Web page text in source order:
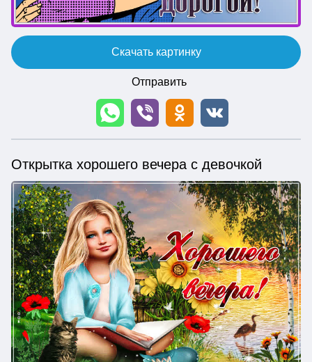
Скачать картинку
Отправить
Открытка хорошего вечера с девочкой